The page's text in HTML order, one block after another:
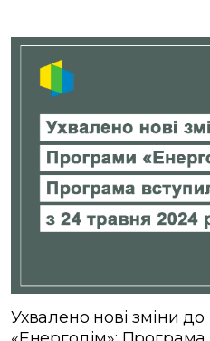
Ухвалено нові зміни